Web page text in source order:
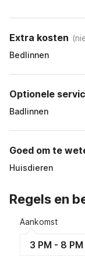
Extra kosten (
Bedlinnen
Optionele
Badlinnen
Goed om te
Huisdieren
Regels en
Aankomst
3 PM - 8 PM